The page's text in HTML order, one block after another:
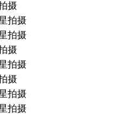
摄
拍摄
拍摄
摄
拍摄
摄
拍摄
拍摄